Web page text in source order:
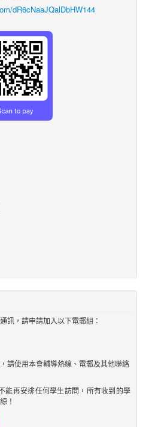
dR6cNaaJQalDbHW144
訊，請申請加入以下電郵組：
請使用本會輔導熱線、電郵及其他聯絡
能再安排任何學生訪問，所有收到的學
！